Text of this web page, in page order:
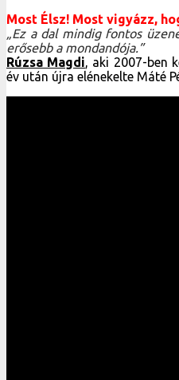
Most Élsz! Most vigyázz,
„Ez a dal mindig fontos
erősebb a mondandója.”
Rúzsa Magdi, aki 2007-ben
év után újra elénekelte Máté